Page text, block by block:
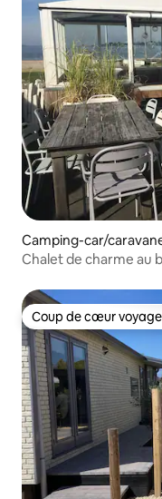
Camping-car/
Chalet de charme au
Coup de cœur
Coup de cœur